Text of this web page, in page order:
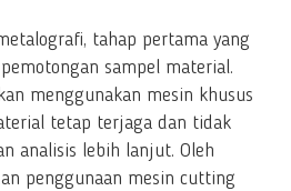
tahap pertama yang
sampel material.
menggunakan mesin khusus
tetap terjaga dan tidak
analisis lebih lanjut. Oleh
penggunaan mesin cutting